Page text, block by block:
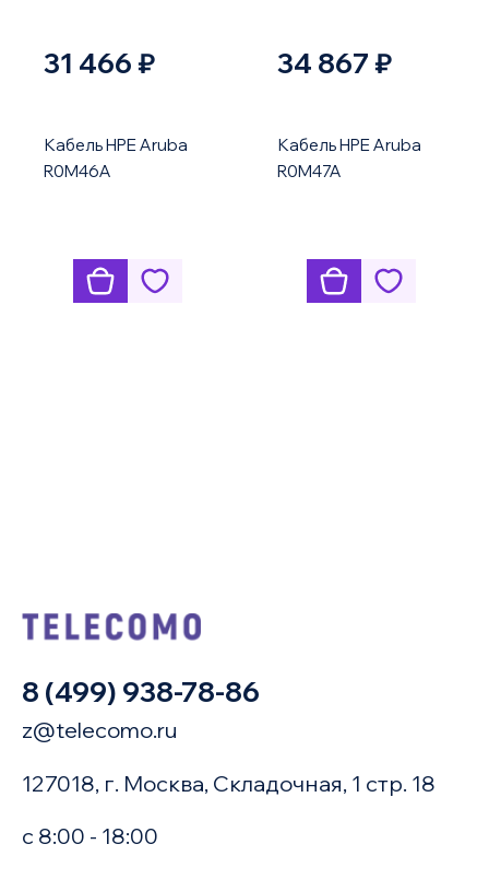
31 466 ₽
Кабель HPE Aruba
R0M46A
34 867 ₽
Кабель HPE Aruba
R0M47A
8 (499) 938-78-86
z@telecomo.ru
127018, г. Москва, Складочная, 1 стр. 18
с 8:00 - 18:00